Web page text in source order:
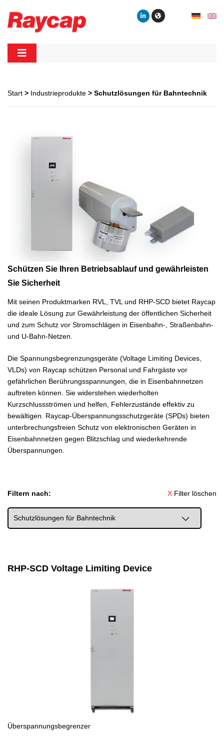
content
Start > Industrieprodukte > Schutzlösungen für Bahntechnik
Schützen Sie Ihren Betriebsablauf und gewährleisten
Sie Sicherheit
Mit seinen Produktmarken RVL, TVL und RHP-SCD bietet Raycap
die ideale Lösung zur Gewährleistung der öffentlichen Sicherheit
und zum Schutz vor Stromschlägen in Eisenbahn-, Straßenbahn-
und U-Bahn-Netzen.
Die Spannungsbegrenzungsgeräte (Voltage Limiting Devices,
VLDs) von Raycap schützen Personal und Fahrgäste vor
gefährlichen Berührungsspannungen, die in Eisenbahnnetzen
auftreten können. Sie widerstehen wiederholten
Kurzschlussströmen und helfen, Fehlerzustände effektiv zu
bewältigen. Raycap-Überspannungsschutzgeräte (SPDs) bieten
unterbrechungsfreien Schutz von elektronischen Geräten in
Eisenbahnnetzen gegen Blitzschlag und wiederkehrende
Überspannungen.
Filtern nach: X Filter löschen
RHP-SCD Voltage Limiting Device
Überspannungsbegrenzer